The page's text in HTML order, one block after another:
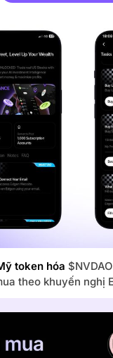
token hóa
theo khuyến nghị